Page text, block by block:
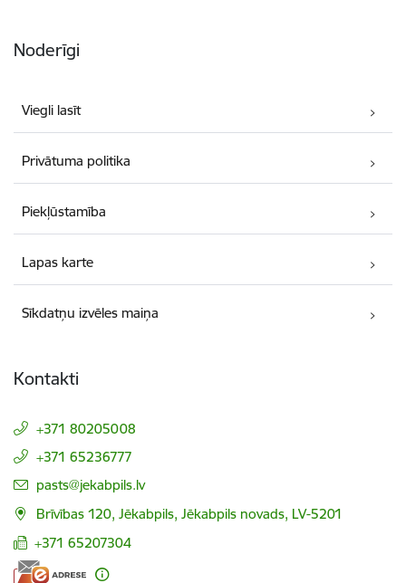
Noderīgi
Viegli lasīt
Privātuma politika
Piekļūstamība
Lapas karte
Sīkdatņu izvēles maiņa
Kontakti
+371 80205008
+371 65236777
E-pasts:
pasts@jekabpils.lv
Brīvības 120, Jēkabpils, Jēkabpils novads, LV-5201
+371 65207304